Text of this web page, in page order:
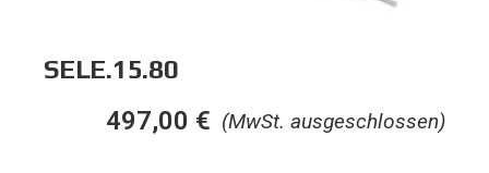
SELE.15.80
(MwSt. ausgeschlossen)
497,00 €